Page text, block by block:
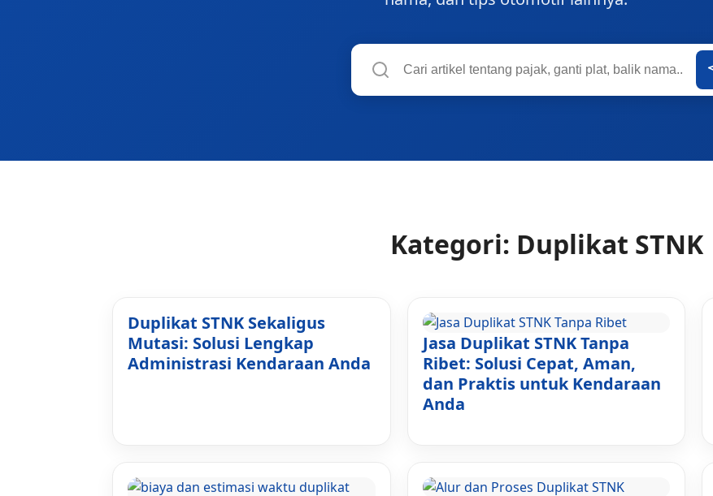
Kategori: Duplikat STNK
Duplikat STNK Sekaligus
Mutasi: Solusi Lengkap
Administrasi Kendaraan Anda
Jasa Duplikat STNK Tanpa
Ribet: Solusi Cepat, Aman,
dan Praktis untuk Kendaraan
Anda